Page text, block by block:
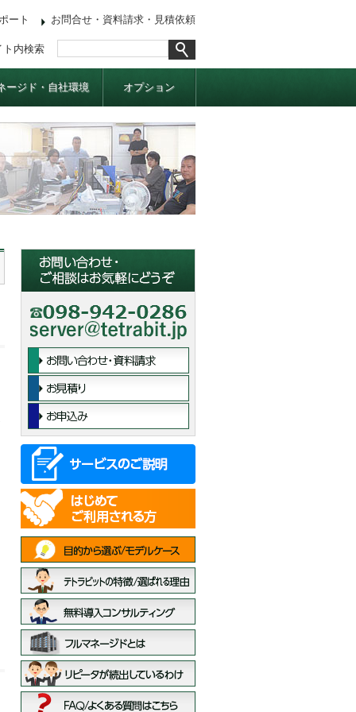
ート お問合せ・資料請求・見積依頼
ージド・自社環境 オプション
ト内検索